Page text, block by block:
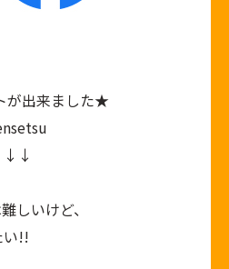
が出来ました★
しいけど、
い!!